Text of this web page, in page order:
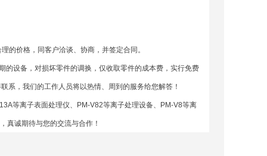
的价格，同客户洽谈、协商，并签定合同。
的设备，对损坏零件的调换，仅收取零件的成本费，实行免费
系，我们的工作人员将以热情、周到的服务给您解答！
等离子表面处理仪、 PM-V82等离子处理设备、 PM-V8等离
真诚期待与您的交流与合作！